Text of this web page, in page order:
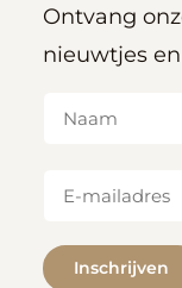
Ontvang
nieuwtjes
(Vereist)
mailadres